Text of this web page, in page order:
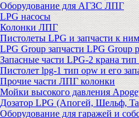
Оборудование для АГЗС ЛПГ
LPG насосы
Колонки ЛПГ
Пистолеты LPG и запчасти к ним
LPG Group запчасти LPG Group
Запасные части LPG-2 крана
Пистолет lpg-1 тип opw и его
Прочие части ЛПГ колонки
Мойки высокого давления
Дозатор LPG (Апогей, Шельф,
Оборудование для гаражей и